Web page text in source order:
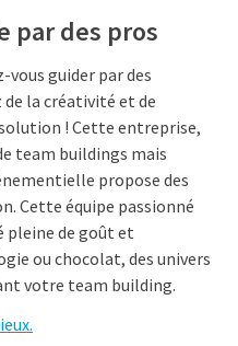
par des pros
guider par des
de la créativité et de
! Cette entreprise,
team buildings mais
propose des
Cette équipe passionné
pleine de goût et
ou chocolat, des univers
votre team building.